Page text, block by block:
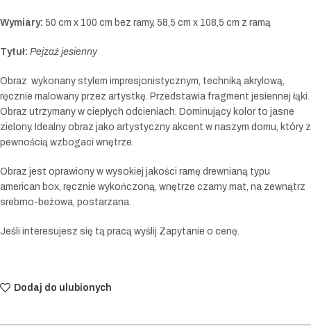
Wymiary: 50 cm x 100 cm bez ramy, 58,5 cm x 108,5 cm z ramą
Tytuł: Pejzaż jesienny
Obraz wykonany stylem impresjonistycznym, techniką akrylową,
ręcznie malowany przez artystkę. Przedstawia fragment jesiennej łąki.
Obraz utrzymany w ciepłych odcieniach. Dominujący kolor to jasne
zielony. Idealny obraz jako artystyczny akcent w naszym domu, który z
pewnością wzbogaci wnętrze.
Obraz jest oprawiony w wysokiej jakości ramę drewnianą typu
american box, ręcznie wykończoną, wnętrze czarny mat, na zewnątrz
srebrno-beżowa, postarzana.
Jeśli interesujesz się tą pracą wyślij Zapytanie o cenę.
Dodaj do ulubionych